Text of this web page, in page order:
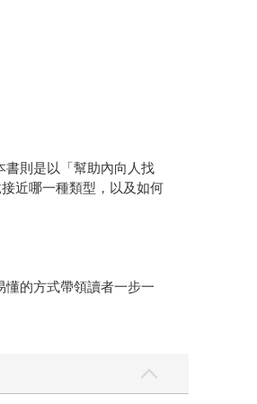
書則是以「幫助內向人找
近哪一種類型，以及如何
懂的方式帶領讀者一步一